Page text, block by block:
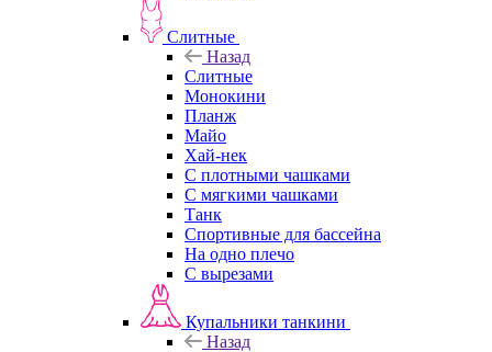
Слитные
Назад
Слитные
Монокини
Планж
Майо
Хай-нек
С плотными чашками
С мягкими чашками
Танк
Спортивные для бассейна
На одно плечо
С вырезами
Купальники танкини
Назад